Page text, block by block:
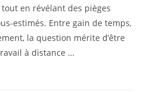
en révélant des pièges
estimés. Entre gain de temps,
la question mérite d’être
à distance …